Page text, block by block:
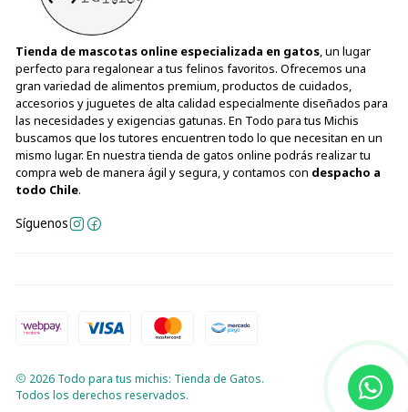
Tienda de mascotas online especializada en gatos, un lugar
perfecto para regalonear a tus felinos favoritos. Ofrecemos una
gran variedad de alimentos premium, productos de cuidados,
accesorios y juguetes de alta calidad especialmente diseñados para
las necesidades y exigencias gatunas. En Todo para tus Michis
buscamos que los tutores encuentren todo lo que necesitan en un
mismo lugar. En nuestra tienda de gatos online podrás realizar tu
compra web de manera ágil y segura, y contamos con despacho a
todo Chile.
Síguenos
2026 Todo para tus michis: Tienda de Gatos.
Todos los derechos reservados.